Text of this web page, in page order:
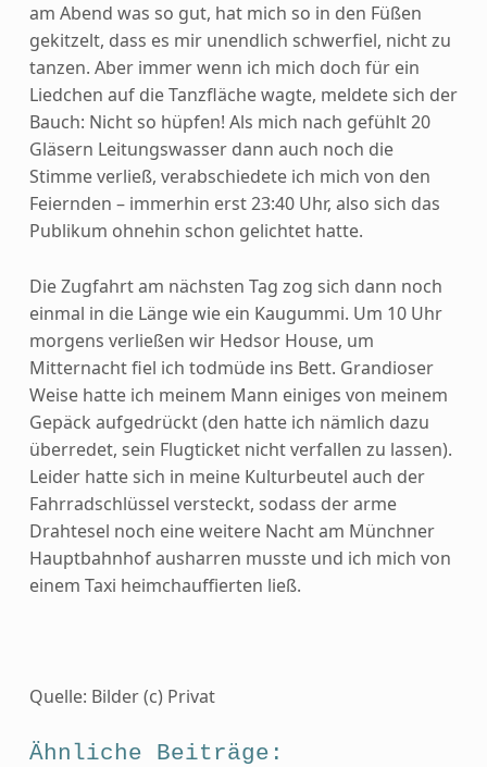
am Abend was so gut, hat mich so in den Füßen
gekitzelt, dass es mir unendlich schwerfiel, nicht zu
tanzen. Aber immer wenn ich mich doch für ein
Liedchen auf die Tanzfläche wagte, meldete sich der
Bauch: Nicht so hüpfen! Als mich nach gefühlt 20
Gläsern Leitungswasser dann auch noch die
Stimme verließ, verabschiedete ich mich von den
Feiernden – immerhin erst 23:40 Uhr, also sich das
Publikum ohnehin schon gelichtet hatte.
Die Zugfahrt am nächsten Tag zog sich dann noch
einmal in die Länge wie ein Kaugummi. Um 10 Uhr
morgens verließen wir Hedsor House, um
Mitternacht fiel ich todmüde ins Bett. Grandioser
Weise hatte ich meinem Mann einiges von meinem
Gepäck aufgedrückt (den hatte ich nämlich dazu
überredet, sein Flugticket nicht verfallen zu lassen).
Leider hatte sich in meine Kulturbeutel auch der
Fahrradschlüssel versteckt, sodass der arme
Drahtesel noch eine weitere Nacht am Münchner
Hauptbahnhof ausharren musste und ich mich von
einem Taxi heimchauffierten ließ.
Quelle: Bilder (c) Privat
Ähnliche Beiträge: